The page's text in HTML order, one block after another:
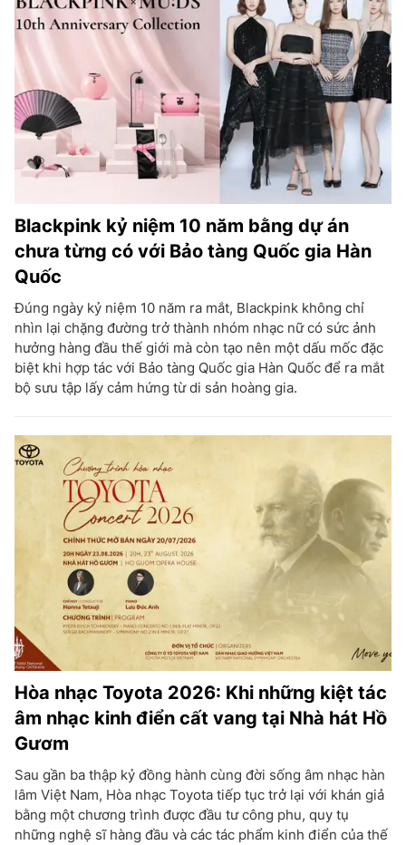
Blackpink kỷ niệm 10 năm bằng dự án
chưa từng có với Bảo tàng Quốc gia Hàn
Quốc
Đúng ngày kỷ niệm 10 năm ra mắt, Blackpink không chỉ
nhìn lại chặng đường trở thành nhóm nhạc nữ có sức ảnh
hưởng hàng đầu thế giới mà còn tạo nên một dấu mốc đặc
biệt khi hợp tác với Bảo tàng Quốc gia Hàn Quốc để ra mắt
bộ sưu tập lấy cảm hứng từ di sản hoàng gia.
Hòa nhạc Toyota 2026: Khi những kiệt tác
âm nhạc kinh điển cất vang tại Nhà hát Hồ
Gươm
Sau gần ba thập kỷ đồng hành cùng đời sống âm nhạc hàn
lâm Việt Nam, Hòa nhạc Toyota tiếp tục trở lại với khán giả
bằng một chương trình được đầu tư công phu, quy tụ
những nghệ sĩ hàng đầu và các tác phẩm kinh điển của thế